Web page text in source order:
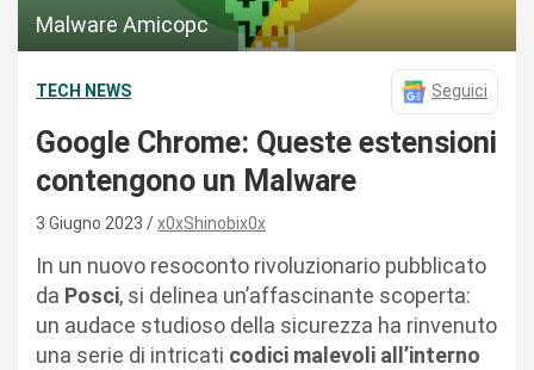
Malware Amicopc
TECH NEWS Seguici
Google Chrome: Queste estensioni
contengono un Malware
3 Giugno 2023 x0xShinobix0x
In un nuovo resoconto rivoluzionario pubblicato
da Posci, si delinea un’affascinante scoperta:
un audace studioso della sicurezza ha rinvenuto
una serie di intricati codici malevoli all’interno